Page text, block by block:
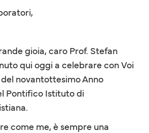
gioia, caro Prof. Stefan
qui oggi a celebrare con Voi
del novantottesimo Anno
Pontifico Istituto di
come me, è sempre una